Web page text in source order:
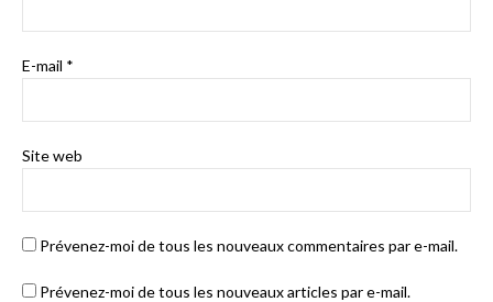
E-mail *
Site web
Prévenez-moi de tous les nouveaux commentaires par e-mail.
Prévenez-moi de tous les nouveaux articles par e-mail.